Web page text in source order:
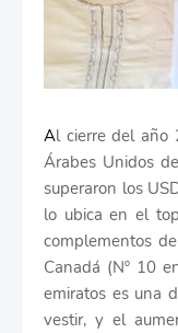
Al cierre del año
Árabes Unidos
superaron los
lo ubica en el
complementos
Canadá (Nº 10
emiratos es una
vestir, y el